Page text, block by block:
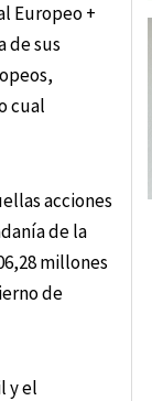
Europeo +
de sus
cual
acciones
de la
millones
de
y el